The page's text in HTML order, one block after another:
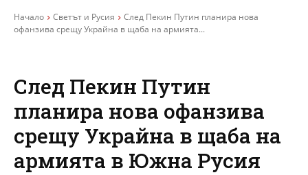
Начало Светът и Русия
След Пекин Путин планира нова
офанзива срещу Украйна в щаба на армията...
След Пекин Путин
планира нова офанзива
срещу Украйна в щаба на
армията в Южна Русия